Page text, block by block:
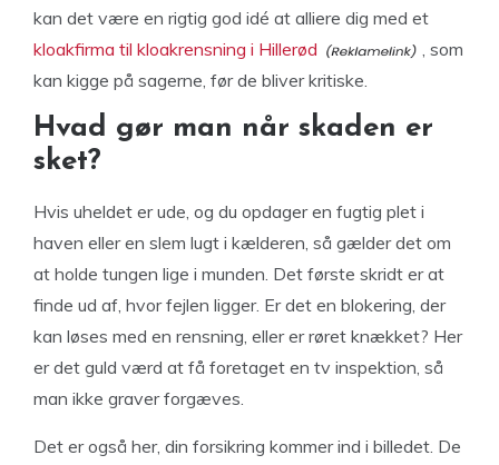
kan det være en rigtig god idé at alliere dig med et
kloakfirma til kloakrensning i Hillerød
, som
kan kigge på sagerne, før de bliver kritiske.
Hvad gør man når skaden er
sket?
Hvis uheldet er ude, og du opdager en fugtig plet i
haven eller en slem lugt i kælderen, så gælder det om
at holde tungen lige i munden. Det første skridt er at
finde ud af, hvor fejlen ligger. Er det en blokering, der
kan løses med en rensning, eller er røret knækket? Her
er det guld værd at få foretaget en tv inspektion, så
man ikke graver forgæves.
Det er også her, din forsikring kommer ind i billedet. De